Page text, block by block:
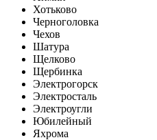
Хотьково
Черноголовка
Чехов
Шатура
Щелково
Щербинка
Электрогорск
Электросталь
Электроугли
Юбилейный
Яхрома